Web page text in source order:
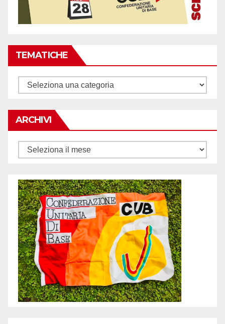
TEMATICHE
Tematiche
ARCHIVI
Archivi